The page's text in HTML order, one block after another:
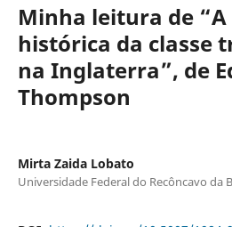
Minha leitura de
histórica da classe
na Inglaterra”, de
Thompson
Mirta Zaida Lobato
Universidade Federal do Recôncavo da